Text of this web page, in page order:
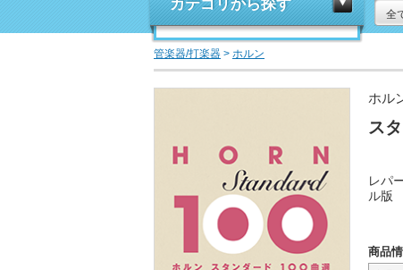
カテゴリから探す
全
管楽器/打楽器 > ホルン
ホル
ス
レパ
ル版
商品